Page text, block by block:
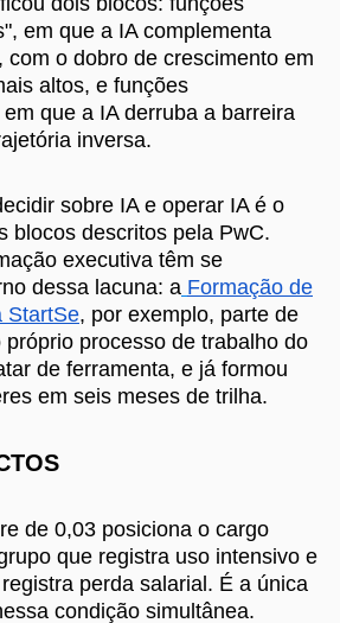
em que a IA complementa
com o dobro de crescimento em
altos, e funções
que a IA derruba a barreira
inversa.
sobre IA e operar IA é o
blocos descritos pela PwC.
executiva têm se
dessa lacuna: a Formação de
StartSe, por exemplo, parte de
processo de trabalho do
de ferramenta, e já formou
em seis meses de trilha.
de 0,03 posiciona o cargo
que registra uso intensivo e
perda salarial. É a única
condição simultânea.